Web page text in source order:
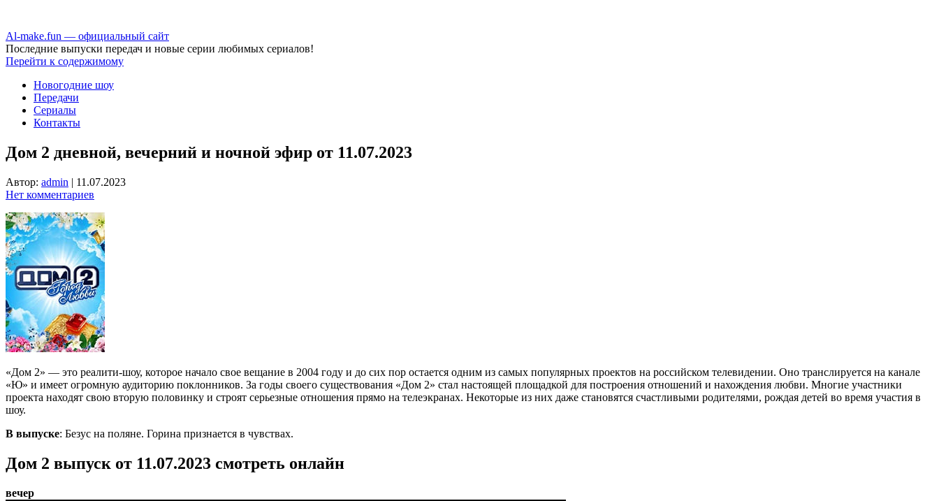
Аl-make.fun — официальный сайт
Последние выпуски передач и новые серии любимых сериалов!
Перейти к содержимому
Новогодние шоу
Передачи
Сериалы
Контакты
Дом 2 дневной, вечерний и ночной эфир от 11.07.2023
Автор: admin | 11.07.2023
Нет комментариев
«Дом 2» — это реалити-шоу, которое начало свое вещание в 2004 году и до сих пор остается одним из самых популярных проектов на российском телевидении. Оно транслируется на канале
«Ю» и имеет огромную аудиторию поклонников. За годы своего существования «Дом 2» стал настоящей площадкой для построения отношений и нахождения любви. Многие участники
проекта находят свою вторую половинку и строят серьезные отношения прямо на телеэкранах. Некоторые из них даже становятся счастливыми родителями, рождая детей во время участия в
шоу.
В выпуске: Безус на поляне. Горина признается в чувствах.
Дом 2 выпуск от 11.07.2023 смотреть онлайн
вечер